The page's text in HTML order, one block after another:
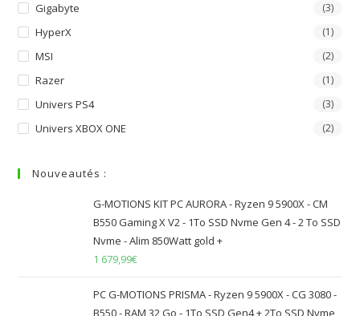
Gigabyte (3)
HyperX (1)
MSI (2)
Razer (1)
Univers PS4 (3)
Univers XBOX ONE (2)
Nouveautés :
G-MOTIONS KIT PC AURORA - Ryzen 9 5900X - CM
B550 Gaming X V2 - 1To SSD Nvme Gen 4 - 2 To SSD
Nvme - Alim 850Watt gold +
1 679,99€
PC G-MOTIONS PRISMA - Ryzen 9 5900X - CG 3080 -
B550 - RAM 32 Go - 1To SSD Gen4 + 2To SSD Nvme